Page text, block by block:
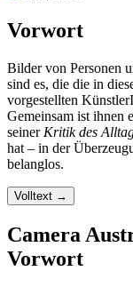
Vorwort
Bilder von Personen
sind es, die die in
vorgestellten
Gemeinsam ist ihnen
seiner Kritik des
hat – in der
belanglos.
Volltext →
Camera
Vorwort